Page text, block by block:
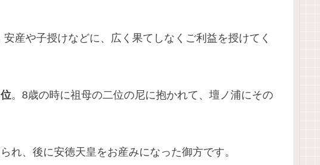
安産や子授けなどに、広く果てしなくご利益を授けてく
。8歳の時に祖母の二位の尼に抱かれて、壇ノ浦にその
れ、後に安徳天皇をお産みになった御方です。